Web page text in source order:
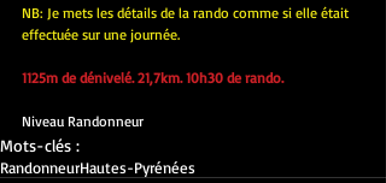
NB: Je mets les détails de la rando comme si elle était
effectuée sur une journée.
1125m de dénivelé. 21,7km. 10h30 de rando.
Niveau Randonneur
Mots-clés :
RandonneurHautes-Pyrénées